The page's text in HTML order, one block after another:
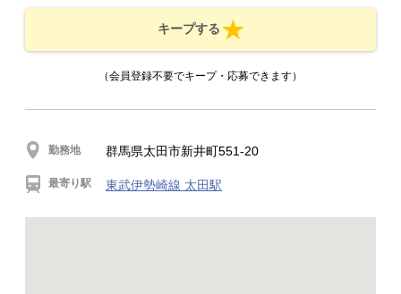
キープする
（会員登録不要でキープ・応募できます）
勤務地 群馬県太田市新井町551-20
最寄り駅 東武伊勢崎線 太田駅